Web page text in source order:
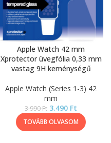
Apple Watch 42 mm
Xprotector üvegfólia 0,33 mm
vastag 9H keménységű
Apple Watch (Series 1-3) 42
mm
3.990Ft 3.490 Ft
TOVÁBB OLVASOM